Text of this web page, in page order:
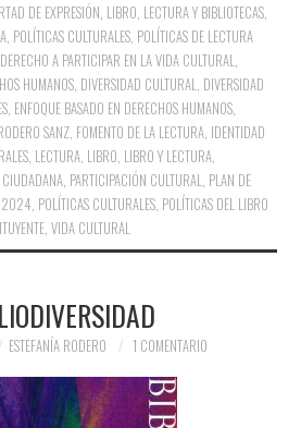
DE EXPRESIÓN LIBRO, LECTURA Y BIBLIOTECAS
POLÍTICAS CULTURALES POLÍTICAS DE LECTURA
DERECHO A PARTICIPAR EN LA VIDA CULTURAL
HUMANOS DIVERSIDAD CULTURAL DIVERSIDAD
ENFOQUE BASADO EN DERECHOS HUMANOS
SANZ FOMENTO DE LA LECTURA IDENTIDAD
LECTURA LIBRO LIBRO Y LECTURA
PARTICIPACIÓN CULTURAL PLAN DE
2024 POLÍTICAS CULTURALES POLÍTICAS DEL LIBRO
,VIDA CULTURAL
ESTEFANÍA RODERO 1 COMENTARIO